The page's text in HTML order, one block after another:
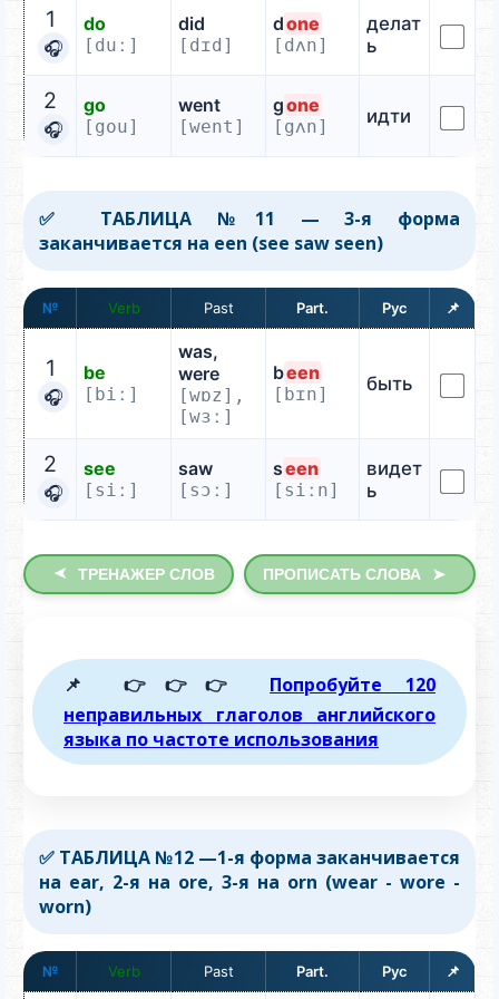
1
🎧
do
[duː]
did
[dɪd]
done
[dʌn]
делат
ь
2
🎧
go
[gou]
went
[went]
gone
[gʌn] идти
✅ ТАБЛИЦА №11 — 3-я форма
заканчивается на een (see saw seen)
№ Verb 📌
1
🎧
be
[biː]
was,
were
[wɒz],
[wɜː]
been
[bɪn] быть
2
🎧
see
[siː]
saw
[sɔː]
seen
[siːn]
видет
ь
➤ ТРЕНАЖЕР СЛОВ ПРОПИСАТЬ СЛОВА ➤
📌 👉👉👉 Попробуйте 120
неправильных глаголов английского
языка по частоте использования
✅ ТАБЛИЦА №12 —1-я форма заканчивается
на ear, 2-я на ore, 3-я на orn (wear - wore -
worn)
№ Verb 📌